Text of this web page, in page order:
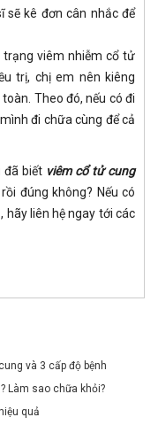
sẽ kê đơn cân nhắc để
trạng viêm nhiễm cổ tử
trị, chị em nên kiêng
Theo đó, nếu có đi
đi chữa cùng để cả
đã biết viêm cổ tử cung
đúng không? Nếu có
hãy liên hệ ngay tới các
và 3 cấp độ bệnh
Làm sao chữa khỏi?
quả